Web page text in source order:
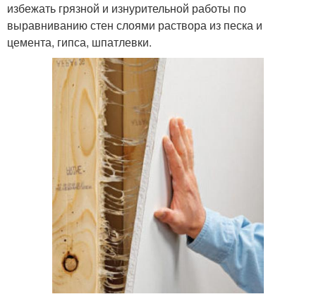
избежать грязной и изнурительной работы по
выравниванию стен слоями раствора из песка и
цемента, гипса, шпатлевки.